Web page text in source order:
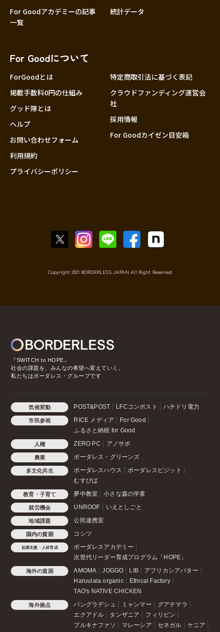
大分
For Goodアカデミーの記事
一覧
統計データ
For Goodについて
ForGoodとは
掲載手数料0円の仕組み
グッド隊とは
ヘルプ
お問い合わせフォーム
利用規約
プライバシーポリシー
特定商取引法に基づく表記
クラウドファンディング運営会
社
採用情報
For Goodカイゼン目安箱
Copyright 2021 BORDERLESS JAPAN All Right Reserved
『SWITCH to HOPE』
社会の課題を、みんなの希望へ変えていく。
私たちはボーダレス・グループです
気候変動 POST&POST LFCコンポスト ハチドリ電力
市民参画 RICE メディア
For Good
ふるさと納税 for Good
人権 ZERO PC アノサポ
農業 ボーダレス・グリーンズ
多文化共生 ボーダレスハウス
ボーダレスビジット
むすびば
教育・子育て 夢中教室 小さな森の学童
就労機会 UNROOF いえとしごと
地域課題 公民連携室
国内の貧困 コシツ
起業支援・人材育成
ボーダレスアカデミー
次世代リーダー育成プログラム「HOPE」
海外の貧困 AMOMA JOGGO LIB
アフリカシアバター
Haruulala organic
Ethical Factory
TAO's NATIVE CHICKEN
海外拠点 バングラデシュ ミャンマー
グアテマラ
エクアドル
タンザニア
フィリピン
ブルキナファソ
マレーシア セネガル ケニア